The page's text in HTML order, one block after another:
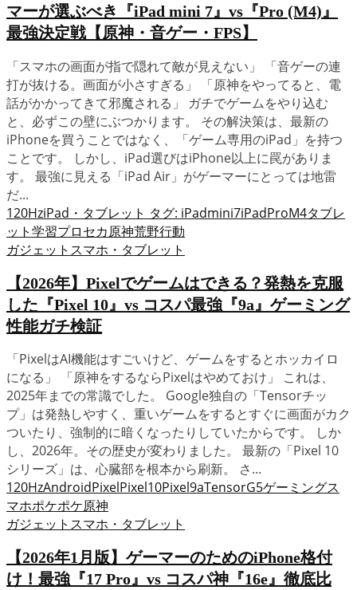
マーが選ぶべき『iPad mini 7』vs『Pro (M4)』
最強決定戦【原神・音ゲー・FPS】
「スマホの画面が指で隠れて敵が見えない」 「音ゲーの連
打が抜ける。画面が小さすぎる」 「原神をやってると、電
話がかかってきて邪魔される」 ガチでゲームをやり込む
と、必ずこの壁にぶつかります。 その解決策は、最新の
iPhoneを買うことではなく、「ゲーム専用のiPad」を持つ
ことです。 しかし、iPad選びはiPhone以上に罠がありま
す。 最強に見える「iPad Air」がゲーマーにとっては地雷
だ...
120HziPad・タブレット タグ: iPadmini7iPadProM4タブレ
ット学習プロセカ原神荒野行動
ガジェット スマホ・タブレット
【2026年】Pixelでゲームはできる？発熱を克服
した『Pixel 10』vs コスパ最強『9a』ゲーミング
性能ガチ検証
「PixelはAI機能はすごいけど、ゲームをするとホッカイロ
になる」 「原神をするならPixelはやめておけ」 これは、
2025年までの常識でした。 Google独自の「Tensorチッ
プ」は発熱しやすく、重いゲームをするとすぐに画面がカク
ついたり、強制的に暗くなったりしていたからです。 しか
し、2026年。その歴史が変わりました。 最新の「Pixel 10
シリーズ」は、心臓部を根本から刷新。 さ...
120HzAndroidPixelPixel10Pixel9aTensorG5ゲーミングス
マホポケポケ原神
ガジェット スマホ・タブレット
【2026年1月版】ゲーマーのためのiPhone格付
け！最強『17 Pro』vs コスパ神『16e』徹底比